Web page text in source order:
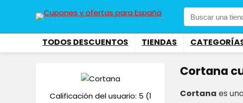
TODOS DESCUENTOS TIENDAS
Cortana
Cortana es
Calificación del usuario: 5 (1